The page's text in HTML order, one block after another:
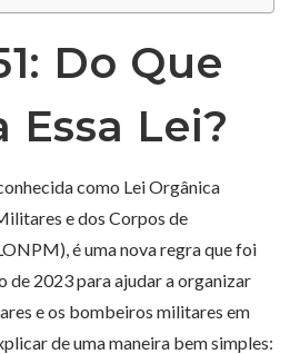
Do Que
Essa Lei?
como Lei Orgânica
e dos Corpos de
é uma nova regra que foi
de 2023 para ajudar a organizar
e os bombeiros militares em
de uma maneira bem simples: